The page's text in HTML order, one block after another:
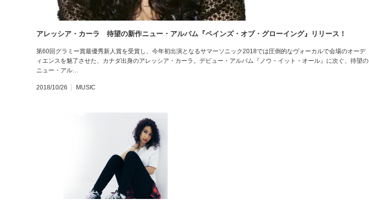
アレッシア・カーラ 待望の新作ニュー・アルバム『ペインズ・オブ・グローイング』リリース！
第60回グラミー賞最優秀新人賞を受賞し、今年初出演となるサマーソニック2018では圧倒的なヴォーカルで会場のオーデ
ィエンスを魅了させた、カナダ出身のアレッシア・カーラ。デビュー・アルバム『ノウ・イット・オール』に次ぐ、待望の
ニュー・アル…
2018/10/26 MUSIC